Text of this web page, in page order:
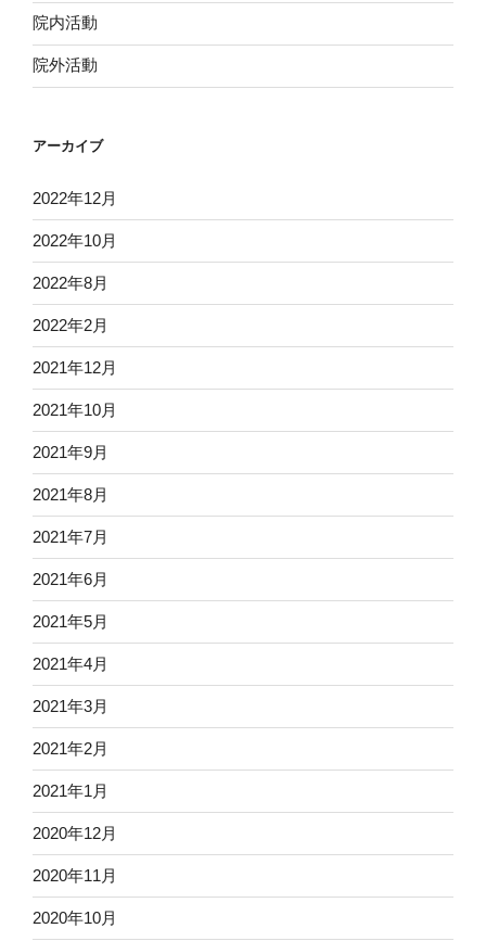
院内活動
院外活動
アーカイブ
2022年12月
2022年10月
2022年8月
2022年2月
2021年12月
2021年10月
2021年9月
2021年8月
2021年7月
2021年6月
2021年5月
2021年4月
2021年3月
2021年2月
2021年1月
2020年12月
2020年11月
2020年10月